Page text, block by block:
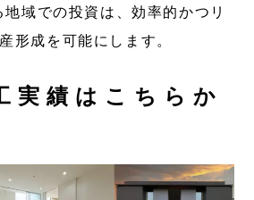
域での投資は、効率的かつリ
形成を可能にします。
実績はこちらか